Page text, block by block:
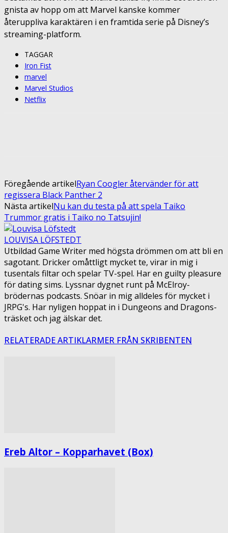
gnista av hopp om att Marvel kanske kommer
återuppliva karaktären i en framtida serie på Disney’s
streaming-platform.
TAGGAR
Iron Fist
marvel
Marvel Studios
Netflix
Föregående artikelRyan Coogler återvänder för att
regissera Black Panther 2
Nästa artikelNu kan du testa på att spela Taiko
Trummor gratis i Taiko no Tatsujin!
LOUVISA LÖFSTEDT
Utbildad Game Writer med högsta drömmen om att bli en
sagotant. Dricker omåttligt mycket te, virar in mig i
tusentals filtar och spelar TV-spel. Har en guilty pleasure
för dating sims. Lyssnar dygnet runt på McElroy-
brödernas podcasts. Snöar in mig alldeles för mycket i
JRPG's. Har nyligen hoppat in i Dungeons and Dragons-
träsket och jag älskar det.
RELATERADE ARTIKLARMER FRÅN SKRIBENTEN
Ereb Altor – Kopparhavet (Box)